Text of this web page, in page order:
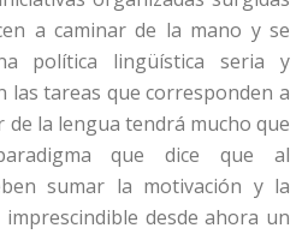
a caminar de la mano y se
política lingüística seria y
las tareas que corresponden a
de la lengua tendrá mucho que
que dice que al
sumar la motivación y la
desde ahora un